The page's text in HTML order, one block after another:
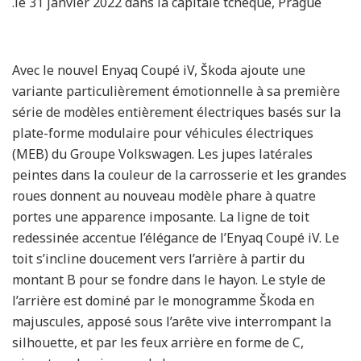
Avec le nouvel Enyaq Coupé iV, Škoda ajoute une
variante particulièrement émotionnelle à sa première
série de modèles entièrement électriques basés sur la
plate-forme modulaire pour véhicules électriques
(MEB) du Groupe Volkswagen. Les jupes latérales
peintes dans la couleur de la carrosserie et les grandes
roues donnent au nouveau modèle phare à quatre
portes une apparence imposante. La ligne de toit
redessinée accentue l’élégance de l’Enyaq Coupé iV. Le
toit s’incline doucement vers l’arrière à partir du
montant B pour se fondre dans le hayon. Le style de
l’arrière est dominé par le monogramme Škoda en
majuscules, apposé sous l’arête vive interrompant la
silhouette, et par les feux arrière en forme de C,